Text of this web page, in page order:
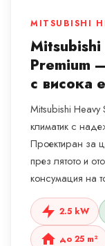
MITSUBISHI
Mitsubishi
Premium
с висока
Mitsubishi Heavy
климатик с
Проектиран за
през лятото и
консумация на
2.5 kW
до 25 m²